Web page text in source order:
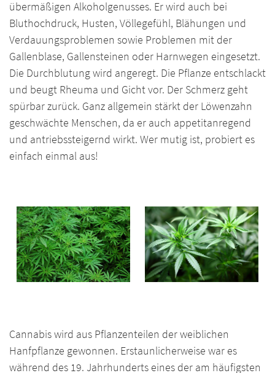
übermäßigen Alkoholgenusses. Er wird auch bei
Bluthochdruck, Husten, Völlegefühl, Blähungen und
Verdauungsproblemen sowie Problemen mit der
Gallenblase, Gallensteinen oder Harnwegen eingesetzt.
Die Durchblutung wird angeregt. Die Pflanze entschlackt
und beugt Rheuma und Gicht vor. Der Schmerz geht
spürbar zurück. Ganz allgemein stärkt der Löwenzahn
geschwächte Menschen, da er auch appetitanregend
und antriebssteigernd wirkt. Wer mutig ist, probiert es
einfach einmal aus!
Cannabis wird aus Pflanzenteilen der weiblichen
Hanfpflanze gewonnen. Erstaunlicherweise war es
während des 19. Jahrhunderts eines der am häufigsten